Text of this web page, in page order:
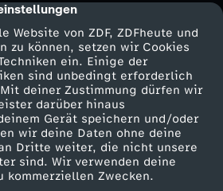
Website von ZDF, ZDFheute und
zu können, setzen wir Cookies
ein. Einige der
sind unbedingt erforderlich
deiner Zustimmung dürfen wir
darüber hinaus
Gerät speichern und/oder
wir deine Daten ohne deine
Dritte weiter, die nicht unsere
sind. Wir verwenden deine
kommerziellen Zwecken.
Service
ZDFmitreden
Kontakt zum ZDF
Tickets